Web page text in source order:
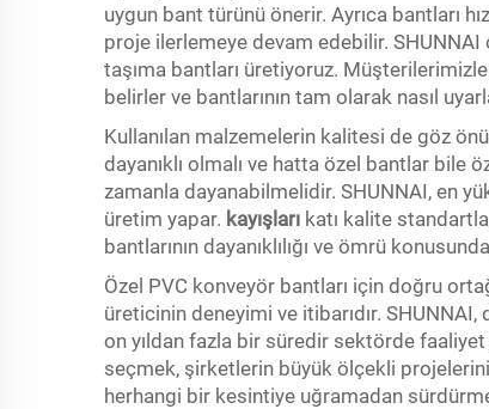
uygun bant türünü önerir. Ayrıca bantları
proje ilerlemeye devam edebilir.
taşıma bantları üretiyoruz.
belirler ve bantlarının tam olarak nasıl
Kullanılan malzemelerin kalitesi de göz
dayanıklı olmalı ve hatta özel bantlar bile
zamanla dayanabilmelidir. SHUNNAI, en
üretim yapar. kayışları katı kalite
bantlarının dayanıklılığı ve ömrü
Özel PVC konveyör bantları için doğru
üreticinin deneyimi ve itibarıdır.
on yıldan fazla bir süredir sektörde
seçmek, şirketlerin büyük ölçekli
herhangi bir kesintiye uğramadan